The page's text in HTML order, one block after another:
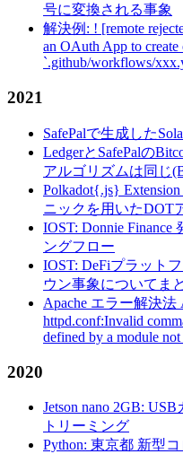
号に変換される事象
解決例: ! [remote
an OAuth App to
`.github/workflows/
2021
SafePalで生成した
LedgerとSafePalの
アルゴリズムは同じ
Polkadot{.js}
ニックを用いたDOT
IOST: Donnie
ングフロー
IOST: DeFiプラット
ウン事象についてま
Apache エラー解決法
httpd.conf:Invalid
defined by a module
2020
Jetson nano 2GB:
トリーミング
Python: 東京都 新型